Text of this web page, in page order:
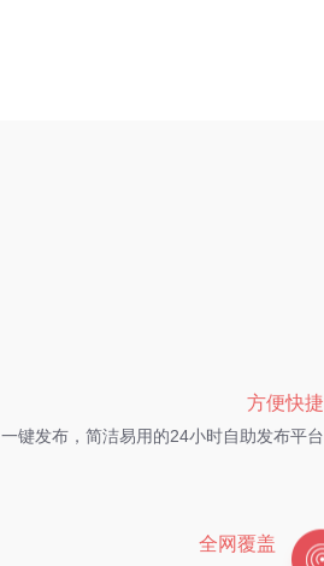
方便快捷
一键发布，简洁易用的24小时自助发布平台
全网覆盖